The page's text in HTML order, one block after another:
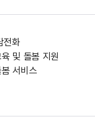
전화
및 돌봄 지원
서비스